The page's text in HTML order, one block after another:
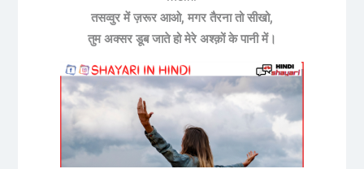
तसव्वुर में ज़रूर आओ, मगर तैरना तो सीखो,
तुम अक्सर डूब जाते हो मेरे अश्क़ों के पानी में।